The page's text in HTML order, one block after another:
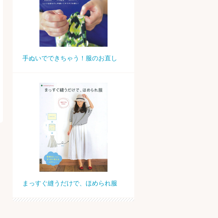
手ぬいでできちゃう！服のお直し
まっすぐ縫うだけで、ほめられ服